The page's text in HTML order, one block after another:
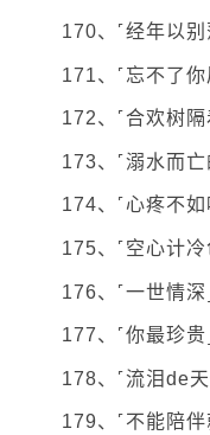
170、˹经年以别
171、˹忘不了你
172、˹合欢树隔
173、˹溺水而亡
174、˹心疼不如
175、˹空心计冷
176、˹一世情深˼
177、˹你最珍贵˼
178、˹流泪de天
179、˹不能陪伴